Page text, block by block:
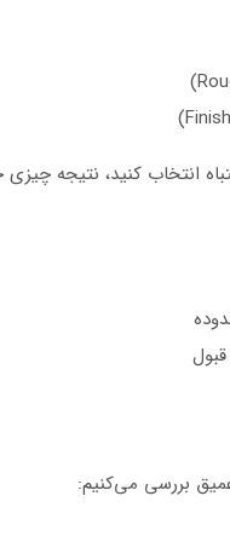
انتخاب کنید، نتیجه چیزی
بررسی می‌کنیم: